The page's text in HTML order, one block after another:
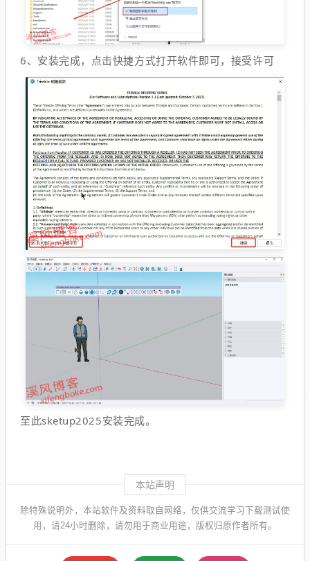
6、安装完成，点击快捷方式打开软件即可，接受许可
至此sketup2025安装完成。
本站声明
除特殊说明外，本站软件及资料取自网络，仅供交流学习下载测试使
用，请24小时删除，请勿用于商业用途，版权归原作者所有。